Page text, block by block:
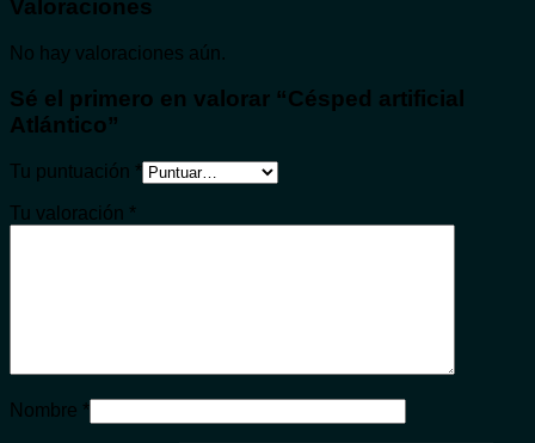
Valoraciones
No hay valoraciones aún.
Sé el primero en valorar “Césped artificial
Atlántico”
Tu puntuación *
Tu valoración *
Nombre *